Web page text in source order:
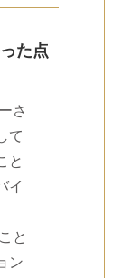
た点
さ
て
と
イ
と
ン